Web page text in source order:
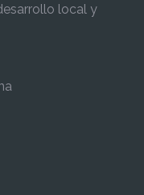
local y